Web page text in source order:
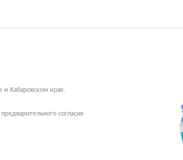
Хабаровском крае.
согласия